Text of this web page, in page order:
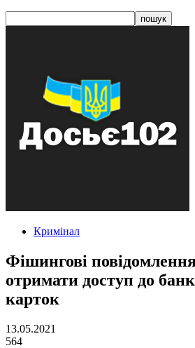
Кримінал
Фішингові
отримати доступ до
карток
13.05.2021
564